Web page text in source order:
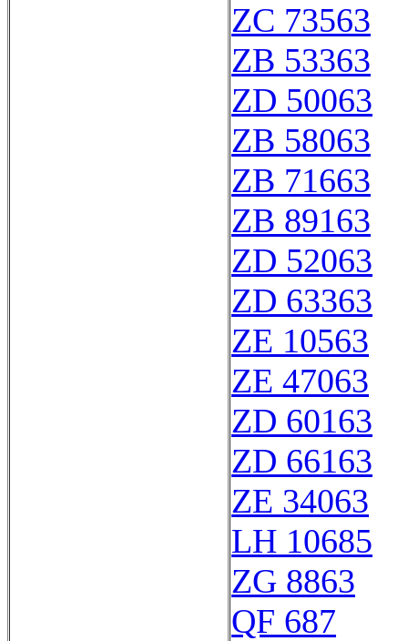
ZC 73563
ZB 53363
ZD 50063
ZB 58063
ZB 71663
ZB 89163
ZD 52063
ZD 63363
ZE 10563
ZE 47063
ZD 60163
ZD 66163
ZE 34063
LH 10685
ZG 8863
QF 687